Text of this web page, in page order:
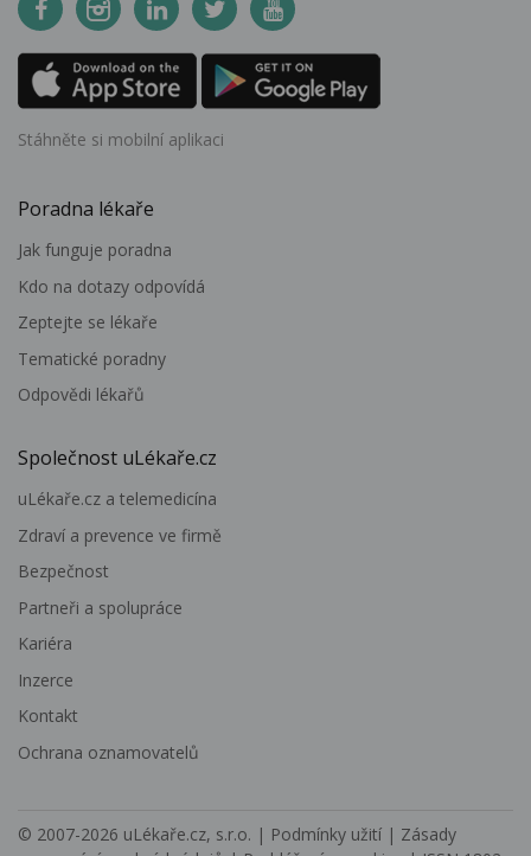
Stáhněte si mobilní aplikaci
Poradna lékaře
Jak funguje poradna
Kdo na dotazy odpovídá
Zeptejte se lékaře
Tematické poradny
Odpovědi lékařů
Společnost uLékaře.cz
uLékaře.cz a telemedicína
Zdraví a prevence ve firmě
Bezpečnost
Partneři a spolupráce
Kariéra
Inzerce
Kontakt
Ochrana oznamovatelů
© 2007-2026 uLékaře.cz, s.r.o. | Podmínky užití | Zásady